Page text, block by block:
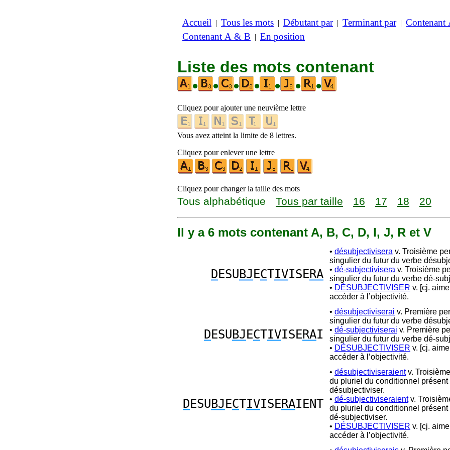
Accueil | Tous les mots | Débutant par| Terminant par| Contenant
Contenant A & B | En position
Liste des mots contenant
•
• • • • • •
Cliquez pour ajouter une neuvième lettre
Vous avez atteint la limite de 8 lettres.
Cliquez pour enlever une lettre
Cliquez pour changer la taille des mots
Tous alphabétique Tous par taille 16 17 18 20
Il y a 6 mots contenant A, B, C, D, I, J, R et V
DESUBJ ECTIVISERA
• désubjectivisera v. Troisième
singulier du futur du verbe
• dé-subjectivisera v. Troisième
singulier du futur du verbe dé-
• DÉSUBJECTIVISER v. [cj.
accéder à l’objectivité.
DESUBJ ECTIVISERAI
• désubjectiviserai v. Première
singulier du futur du verbe
• dé-subjectiviserai v. Première
singulier du futur du verbe dé-
• DÉSUBJECTIVISER v. [cj.
accéder à l’objectivité.
DESUBJ ECTIVISERAIENT
• désubjectiviseraientv.
du pluriel du conditionnel présent
désubjectiviser.
• dé-subjectiviseraientv.
du pluriel du conditionnel présent
dé-subjectiviser.
• DÉSUBJECTIVISER v. [cj.
accéder à l’objectivité.